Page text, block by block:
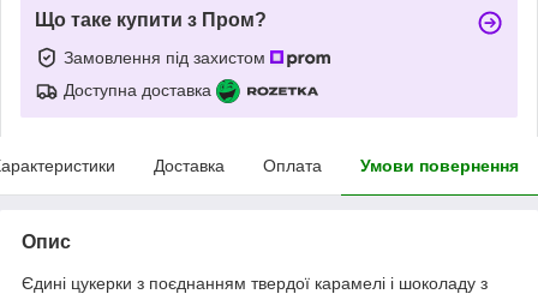
Що таке купити з Пром?
Замовлення під захистом
Доступна доставка
Доставка Оплата Умови повернення
Опис
Єдині цукерки з поєднанням твердої карамелі і шоколаду з